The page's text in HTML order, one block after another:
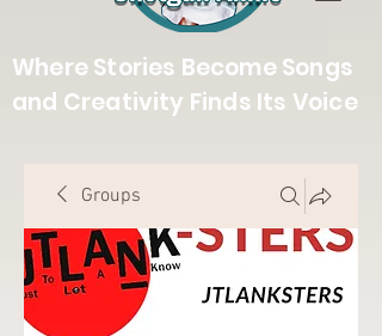
Where Stories Become Songs
and Creativity Finds Its Voice
Groups